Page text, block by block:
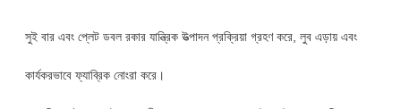
সুই বার এবং প্লেট ডবল রকার যান্ত্রিক উত্পাদন প্রক্রিয়া গ্রহণ করে, লুব এড়ায় এবং
কার্যকরভাবে ফ্যাব্রিক নোংরা করে।